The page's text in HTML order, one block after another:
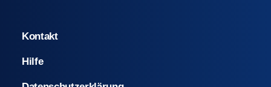
Kontakt
Hilfe